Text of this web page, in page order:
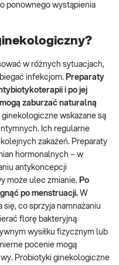
ponownego wystąpienia
w różnych sytuacjach,
infekcjom. Preparaty
i po jej
zaburzać naturalną
ginekologiczne wskazane są
Ich regularne
zakażeń. Preparaty
hormonalnych – w
antykoncepcji
może ulec zmianie. Po
po menstruacji. W
co sprzyja namnażaniu
florę bakteryjną
wysiłku fizycznym lub
pocenie mogą
Probiotyki ginekologiczne